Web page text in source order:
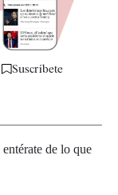
Suscríbete
de lo que